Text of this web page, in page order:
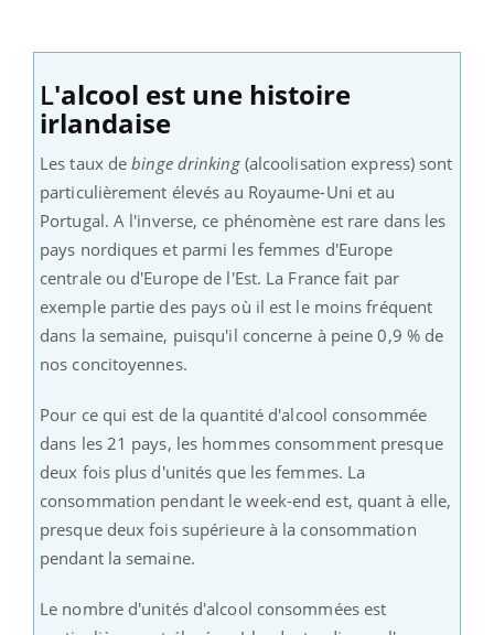
L'alcool est une histoire
irlandaise
Les taux debinge drinking(alcoolisation express) sont
particulièrement élevés au Royaume-Uni et au
Portugal. A l'inverse, ce phénomène est rare dans les
pays nordiques et parmi les femmes d'Europe
centrale ou d'Europe de l'Est. La France fait par
exemple partie des pays où il est le moins fréquent
dans la semaine, puisqu'il concerne à peine 0,9 % de
nos concitoyennes.
Pour ce qui est de la quantité d'alcool consommée
dans les 21 pays, les hommes consomment presque
deux fois plus d'unités que les femmes. La
consommation pendant le week-end est, quant à elle,
presque deux fois supérieure à la consommation
pendant la semaine.
Le nombre d'unités d'alcool consommées est